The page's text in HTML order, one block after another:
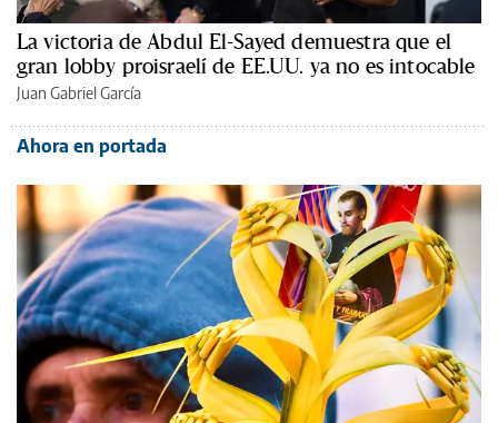
La victoria de Abdul El-Sayed demuestra que el
gran lobby proisraelí de EE.UU. ya no es intocable
Juan Gabriel García
Ahora en portada